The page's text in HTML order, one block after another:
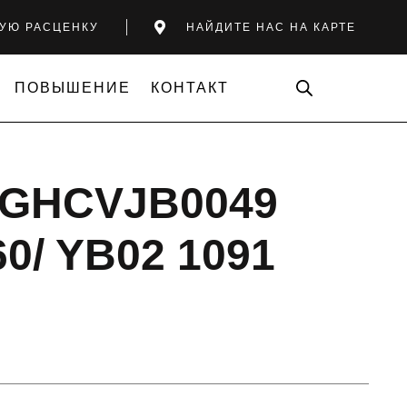
РАСЦЕНКУ НАЙДИТЕ НАС НА КАРТЕ
ПОВЫШЕНИЕ КОНТАКТ
YB02 1091